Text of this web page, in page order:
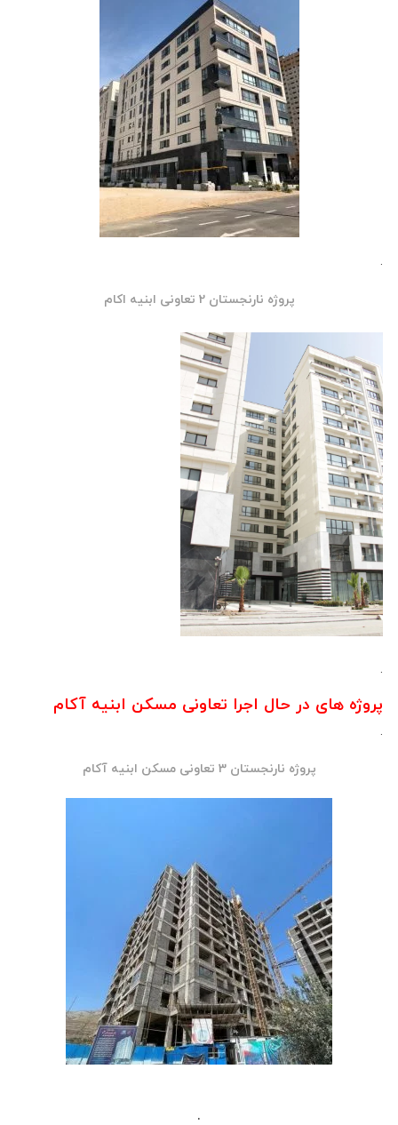
پروژه نارنجستان 2 تعاونی ابنیه اکام
های در حال اجرا تعاونی مسکن ابنیه آکام
پروژه نارنجستان 3 تعاونی مسکن ابنیه آکام